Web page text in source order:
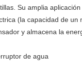
Su amplia
(la capacidad de un
y almacena la
de agua